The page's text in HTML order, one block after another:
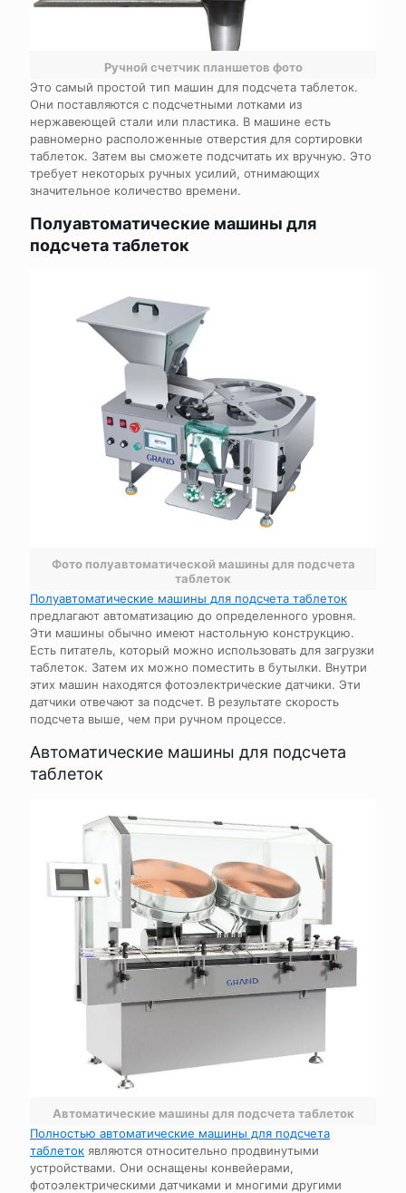
Ручной счетчик планшетов фото
Это самый простой тип машин для подсчета таблеток.
Они поставляются с подсчетными лотками из
нержавеющей стали или пластика. В машине есть
равномерно расположенные отверстия для сортировки
таблеток. Затем вы сможете подсчитать их вручную. Это
требует некоторых ручных усилий, отнимающих
значительное количество времени.
Полуавтоматические машины для
подсчета таблеток
Фото полуавтоматической машины для подсчета
таблеток
Полуавтоматические машины для подсчета таблеток
предлагают автоматизацию до определенного уровня.
Эти машины обычно имеют настольную конструкцию.
Есть питатель, который можно использовать для загрузки
таблеток. Затем их можно поместить в бутылки. Внутри
этих машин находятся фотоэлектрические датчики. Эти
датчики отвечают за подсчет. В результате скорость
подсчета выше, чем при ручном процессе.
Автоматические машины для подсчета
таблеток
Автоматические машины для подсчета таблеток
Полностью автоматические машины для подсчета
таблеток являются относительно продвинутыми
устройствами. Они оснащены конвейерами,
фотоэлектрическими датчиками и многими другими